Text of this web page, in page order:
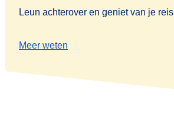
Leun achterover en geniet van je reis
Meer weten